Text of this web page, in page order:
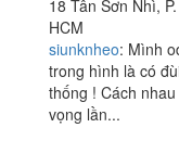
2.0/ 5Xôi
Nhì
18 Tân Sơn Nhì,
HCM